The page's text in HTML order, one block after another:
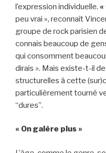
l’expression individuelle. «
peu vrai », reconnaît
groupe de rock parisien
connais beaucoup de
qui consomment
dirais ». Mais existe-t-il
structurelles à cette
particulièrement tourné
“dures”.
« On galère plus »